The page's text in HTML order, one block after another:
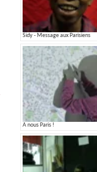
Sidy - Message aux Parisiens
A nous Paris !